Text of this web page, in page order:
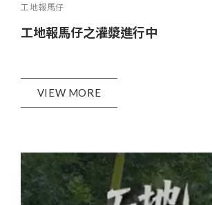
工地報馬仔
工地報馬仔之灌漿進行中
VIEW MORE